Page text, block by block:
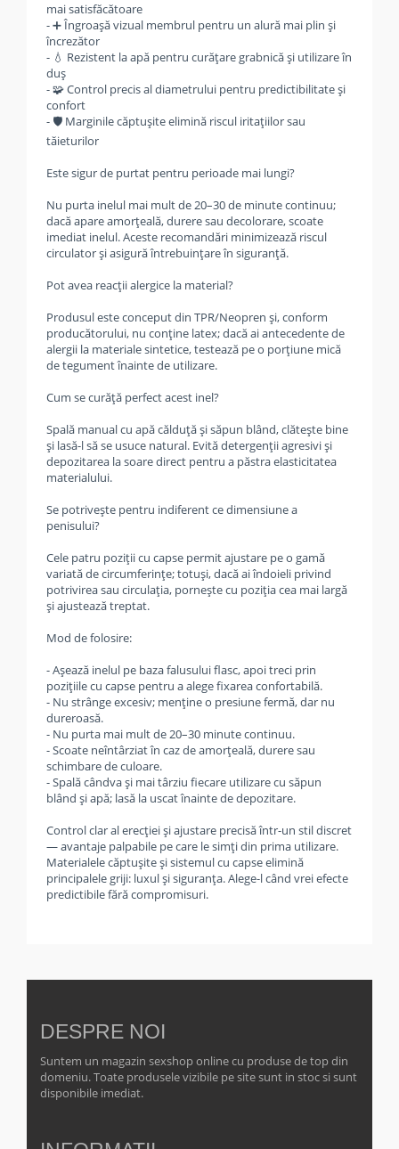
mai satisfăcătoare
- ➕ Îngroașă vizual membrul pentru un alură mai plin și
încrezător
- 💧 Rezistent la apă pentru curățare grabnică și utilizare în
duș
- 🧩 Control precis al diametrului pentru predictibilitate și
confort
- 🛡️ Marginile căptușite elimină riscul iritațiilor sau
tăieturilor
Este sigur de purtat pentru perioade mai lungi?
Nu purta inelul mai mult de 20–30 de minute continuu;
dacă apare amorțeală, durere sau decolorare, scoate
imediat inelul. Aceste recomandări minimizează riscul
circulator și asigură întrebuințare în siguranță.
Pot avea reacții alergice la material?
Produsul este conceput din TPR/Neopren și, conform
producătorului, nu conține latex; dacă ai antecedente de
alergii la materiale sintetice, testează pe o porțiune mică
de tegument înainte de utilizare.
Cum se curăță perfect acest inel?
Spală manual cu apă călduță și săpun blând, clătește bine
și lasă-l să se usuce natural. Evită detergenții agresivi și
depozitarea la soare direct pentru a păstra elasticitatea
materialului.
Se potrivește pentru indiferent ce dimensiune a
penisului?
Cele patru poziții cu capse permit ajustare pe o gamă
variată de circumferințe; totuși, dacă ai îndoieli privind
potrivirea sau circulația, pornește cu poziția cea mai largă
și ajustează treptat.
Mod de folosire:
- Așează inelul pe baza falusului flasc, apoi treci prin
pozițiile cu capse pentru a alege fixarea confortabilă.
- Nu strânge excesiv; menține o presiune fermă, dar nu
dureroasă.
- Nu purta mai mult de 20–30 minute continuu.
- Scoate neîntârziat în caz de amorțeală, durere sau
schimbare de culoare.
- Spală cândva și mai târziu fiecare utilizare cu săpun
blând și apă; lasă la uscat înainte de depozitare.
Control clar al erecției și ajustare precisă într-un stil discret
— avantaje palpabile pe care le simți din prima utilizare.
Materialele căptușite și sistemul cu capse elimină
principalele griji: luxul și siguranța. Alege-l când vrei efecte
predictibile fără compromisuri.
DESPRE NOI
Suntem un magazin sexshop online cu produse de top din
domeniu. Toate produsele vizibile pe site sunt in stoc si sunt
disponibile imediat.